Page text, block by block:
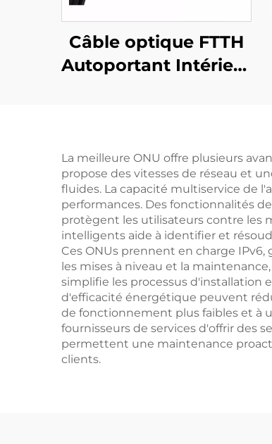
Câble optique FTTH
Autoportant Intérieur
La meilleure ONU offre plusieurs
propose des vitesses de réseau et
fluides. La capacité multiservice de
performances. Des fonctionnalités
protègent les utilisateurs contre les
intelligents aide à identifier et
Ces ONUs prennent en charge
les mises à niveau et la
simplifie les processus d'installation
d'efficacité énergétique peuvent
de fonctionnement plus faibles et à
fournisseurs de services d'offrir des
permettent une maintenance
clients.